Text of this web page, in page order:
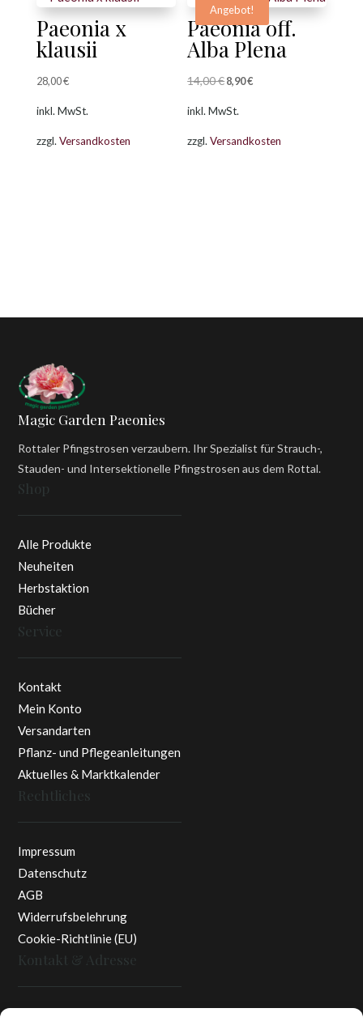
Paeonia x
klausii
28,00€
inkl. MwSt.
zzgl.Versandkosten
Angebot!
Paeonia off.
Alba Plena
14,00€Ursprünglicher
14,00 €
8,90€Aktueller
8,90 €.
inkl. MwSt.
zzgl.Versandkosten
Magic Garden Paeonies
Rottaler Pfingstrosen verzaubern. Ihr Spezialist für Strauch-,
Stauden- und Intersektionelle Pfingstrosen aus dem Rottal.
Shop
Alle Produkte
Neuheiten
Herbstaktion
Bücher
Service
Kontakt
Mein Konto
Versandarten
Pflanz- und Pflegeanleitungen
Aktuelles & Marktkalender
Rechtliches
Impressum
Datenschutz
AGB
Widerrufsbelehrung
Cookie-Richtlinie (EU)
Kontakt & Adresse